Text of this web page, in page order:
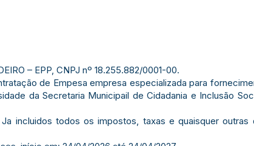
– EPP, CNPJ nº 18.255.882/0001-00.
de Empesa empresa especializada para
da Secretaria Municipail de Cidadania e Inclusão
incluidos todos os impostos, taxas e quaisquer outras